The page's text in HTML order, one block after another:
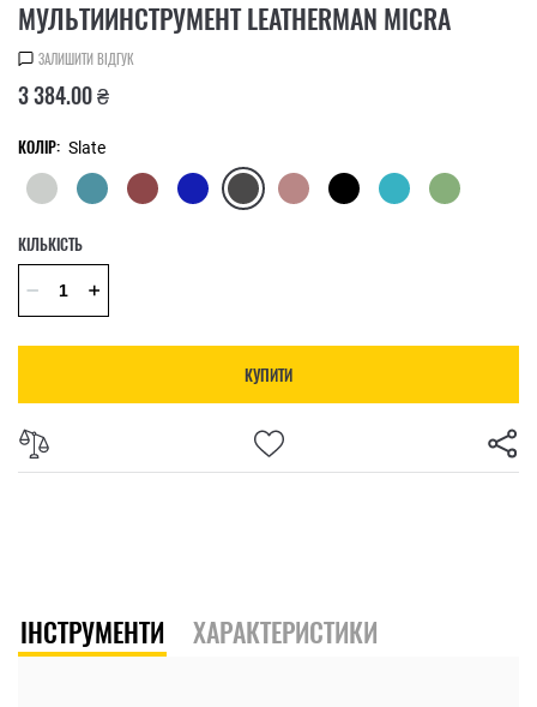
МУЛЬТИИНСТРУМЕНТ LEATHERMAN MICRA
ЗАЛИШИТИ ВІДГУК
3 384.00 ₴
КОЛІР: Slate
КІЛЬКІСТЬ
КУПИТИ
ІНСТРУМЕНТИ ХАРАКТЕРИСТИКИ